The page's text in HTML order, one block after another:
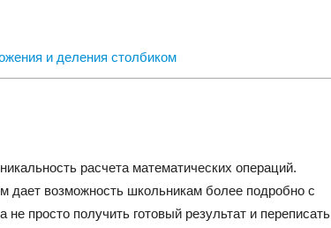
и деления столбиком
расчета математических операций.
дает возможность школьникам более подробно с
просто получить готовый результат и переписать